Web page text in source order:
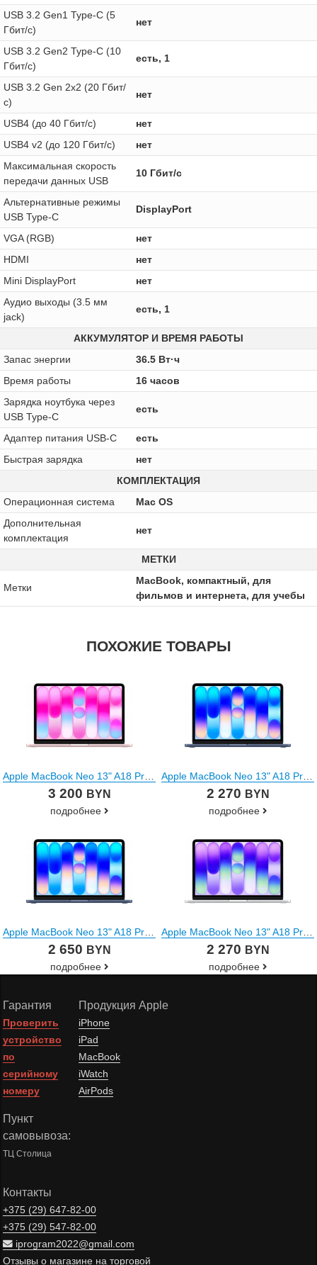
USB 3.2 Gen1 Type-C (5
Гбит/с)
нет
USB 3.2 Gen2 Type-C (10
Гбит/с)
есть, 1
USB 3.2 Gen 2x2 (20 Гбит/
с)
нет
USB4 (до 40 Гбит/с)
нет
USB4 v2 (до 120 Гбит/с)
нет
Максимальная скорость
передачи данных USB
10 Гбит/с
Альтернативные режимы
USB Type-C
DisplayPort
VGA (RGB)
нет
HDMI
нет
Mini DisplayPort
нет
Аудио выходы (3.5 мм
jack)
есть, 1
АККУМУЛЯТОР И ВРЕМЯ РАБОТЫ
Запас энергии
36.5 Вт·ч
Время работы
16 часов
Зарядка ноутбука через
USB Type-C
есть
Адаптер питания USB-C
есть
Быстрая зарядка
нет
КОМПЛЕКТАЦИЯ
Операционная система
Mac OS
Дополнительная
комплектация
нет
МЕТКИ
Метки
MacBook, компактный, для
фильмов и интернета, для учебы
ПОХОЖИЕ ТОВАРЫ
3 200 BYN
подробнее
2 270 BYN
подробнее
2 650 BYN
подробнее
2 270 BYN
подробнее
Гарантия
Проверить
устройство
по
серийному
номеру
Пункт
самовывоза:
ТЦ Столица
Продукция Apple
iPhone
iPad
MacBook
iWatch
AirPods
Контакты
+375 (29)647-82-00
+375 (29)547-82-00
iprogram2022@gmail.com
Отзывы о магазине на торговой